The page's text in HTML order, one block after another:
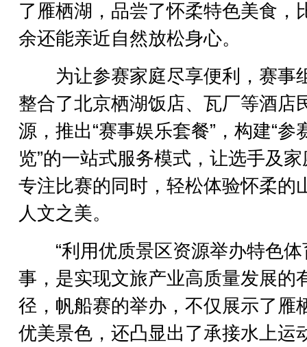
了雁栖湖，品尝了怀柔特色美食，
余还能亲近自然放松身心。
为让参赛家庭尽享便利，赛事
整合了北京栖湖饭店、瓦厂等酒店
源，推出“赛事娱乐套餐”，构建“参
览”的一站式服务模式，让选手及
专注比赛的同时，轻松体验怀柔的
人文之美。
“利用优质景区资源举办特色体
事，是实现文旅产业高质量发展的
径，帆船赛的举办，不仅展示了雁
优美景色，还凸显出了承接水上运